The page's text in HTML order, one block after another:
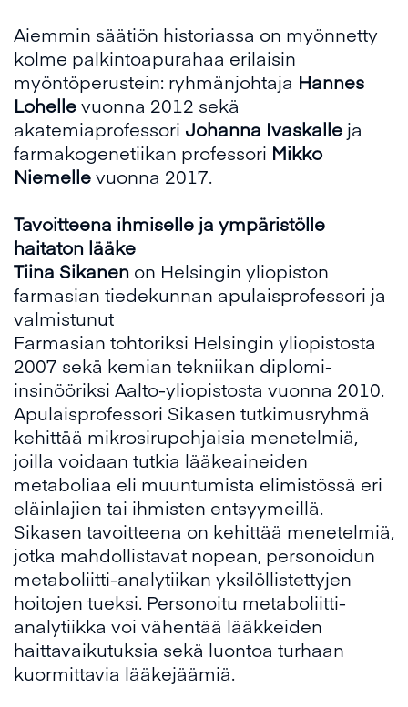
Aiemmin säätiön historiassa on myönnetty
kolme palkintoapurahaa erilaisin
myöntöperustein: ryhmänjohtaja Hannes
Lohellevuonna 2012 sekä
akatemiaprofessori Johanna Ivaskalle ja
farmakogenetiikan professori Mikko
Niemellevuonna 2017.
Tavoitteena ihmiselle ja ympäristölle
haitaton lääke
Tiina Sikanen on Helsingin yliopiston
farmasian tiedekunnan apulaisprofessori ja
valmistunut
Farmasian tohtoriksi Helsingin yliopistosta
2007 sekä kemian tekniikan diplomi-
insinööriksi Aalto-yliopistosta vuonna 2010.
Apulaisprofessori Sikasen tutkimusryhmä
kehittää mikrosirupohjaisia menetelmiä,
joilla voidaan tutkia lääkeaineiden
metaboliaa eli muuntumista elimistössä eri
eläinlajien tai ihmisten entsyymeillä.
Sikasen tavoitteena on kehittää menetelmiä,
jotka mahdollistavat nopean, personoidun
metaboliitti-analytiikan yksilöllistettyjen
hoitojen tueksi. Personoitu metaboliitti-
analytiikka voi vähentää lääkkeiden
haittavaikutuksia sekä luontoa turhaan
kuormittavia lääkejäämiä.